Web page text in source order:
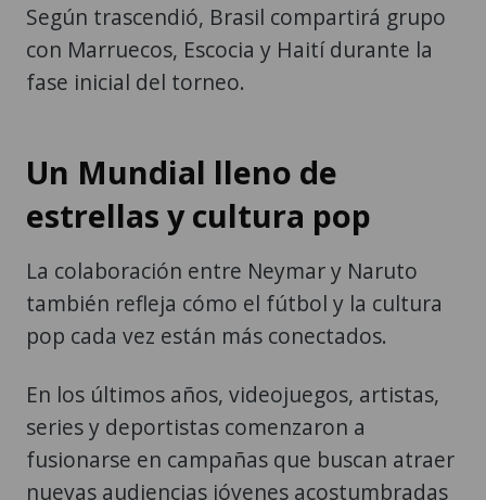
Según trascendió, Brasil compartirá grupo
con Marruecos, Escocia y Haití durante la
fase inicial del torneo.
Un Mundial lleno de
estrellas y cultura pop
La colaboración entre Neymar y Naruto
también refleja cómo el fútbol y la cultura
pop cada vez están más conectados.
En los últimos años, videojuegos, artistas,
series y deportistas comenzaron a
fusionarse en campañas que buscan atraer
nuevas audiencias jóvenes acostumbradas